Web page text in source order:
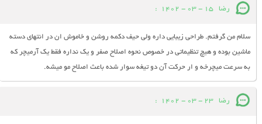
رضا 15 - 03 - 1402
:
سلام من گرفتم. طراحی زیبایی داره ولی حیف دکمه روشن و خاموش ان در انتهای دسته
ماشین بوده و هیچ تنظیماتی در خصوص نحوه اصلاح صفر و یک نداره فقط یک آرمیچر که
به سرعت میچرخه و ار حرکت آن دو تیغه سوار شده باعث اصلاح مو میشه.
رضا 23 - 03 - 1402
: